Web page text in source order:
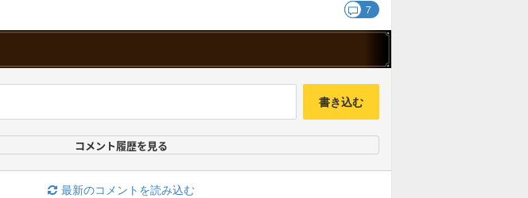
7
書き込む
コメント履歴を見る
最新のコメントを読み込む